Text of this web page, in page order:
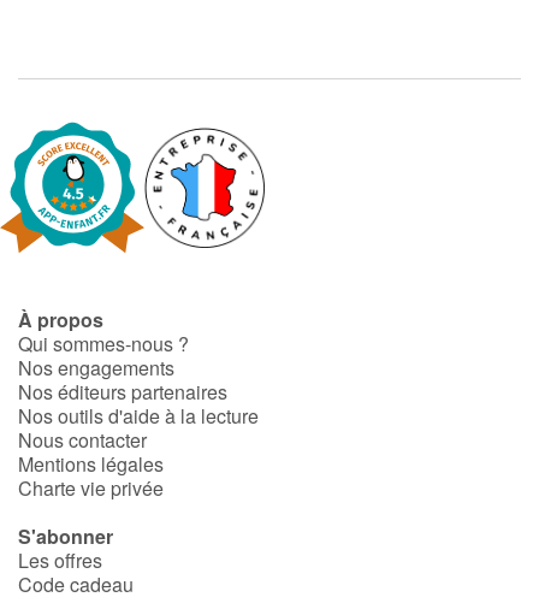
Contes d'ici et d'ailleurs
Fable, mythe, littérature et poésie
Ogres, monstres et sorcières
Héroïnes et héros
Écologie, nature, saisons
Les animaux
Voyage, épopée, enquête, aventure
À propos
Qui sommes-nous ?
Nos engagements
Nos éditeurs partenaires
Nos outils d'aide à la lecture
Nous contacter
Mentions légales
Charte vie privée
S'abonner
Les offres
Code cadeau